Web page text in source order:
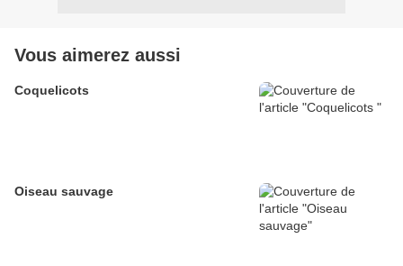
Vous aimerez aussi
Coquelicots
Oiseau sauvage